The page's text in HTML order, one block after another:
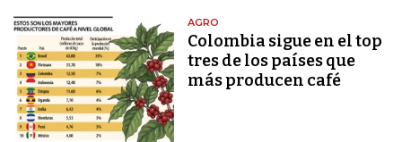
AGRO
Colombia sigue en el top
tres de los países que
más producen café